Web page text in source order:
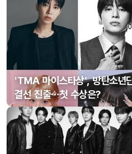
'TMA 마이스타상', 방탄소년
결선 진출…첫 수상은?